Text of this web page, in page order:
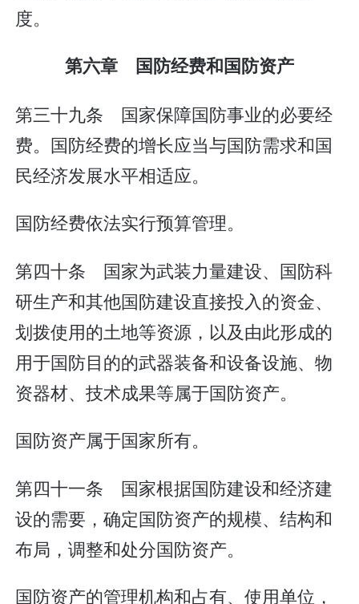
度。
第六章 国防经费和国防资产
第三十九条 国家保障国防事业的必要经
费。国防经费的增长应当与国防需求和国
民经济发展水平相适应。
国防经费依法实行预算管理。
第四十条 国家为武装力量建设、国防科
研生产和其他国防建设直接投入的资金、
划拨使用的土地等资源，以及由此形成的
用于国防目的的武器装备和设备设施、物
资器材、技术成果等属于国防资产。
国防资产属于国家所有。
第四十一条 国家根据国防建设和经济建
设的需要，确定国防资产的规模、结构和
布局，调整和处分国防资产。
国防资产的管理机构和占有、使用单位，